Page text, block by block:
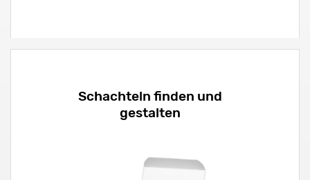
Schachteln finden und
gestalten